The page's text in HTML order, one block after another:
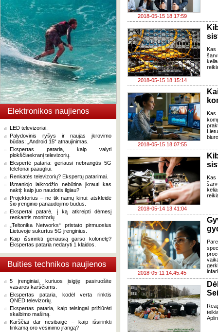
Elektronikos naujienos
LED televizoriai.
Palydovinis ryšys ir naujas įkrovimo
būdas: „Android 15“ atnaujinimas.
Ekspertas pataria, kaip valyti
plokščiaekranį televizorių.
Ekspertė pataria: geriausi nebrangūs 5G
telefonai paaugliui.
Renkatės televizorių? Ekspertų patarimai.
Išmaniojo laikrodžio nebūtina įkrauti kas
naktį: kaip juo naudotis ilgiau?
Projektorius – ne tik namų kinui: atskleidė
šio įrenginio panaudojimo būdus.
Ekspertai patarė, į ką atkreipti dėmesį
renkantis monitorių.
„Teltonika Networks“ pristato pirmuosius
Lietuvoje sukurtus 5G įrenginius.
Kaip išsirinkti geriausią garso kolonėlę?
Ekspertas pataria nedaryti 1 klaidos.
Buities technikos naujienos
5 įrenginiai, kuriuos įsigiję pasiruošite
vasaros karščiams.
Ekspertas pataria, kodėl verta rinktis
QNED televizorių.
Ekspertas pataria, kaip teisingai prižiūrėti
skalbimo mašiną.
Karščiai dar nesibaigė – kaip išsirinkti
tinkamą oro vėsinimo įrangą?
2018-05-15 18:17:59
2018-05-15 18:15:14
Kas
2018-05-15 18:07:55
Kas
2018-05-14 13:41:04
Kas
2018-05-11 14:45:45